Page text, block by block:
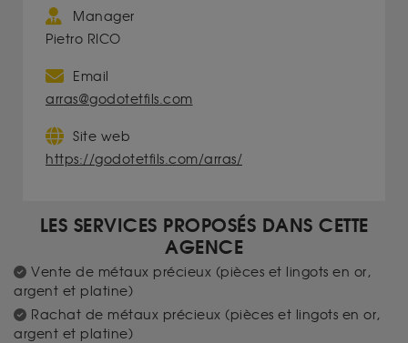
Manager
Pietro RICO
Email
arras@godotetfils.com
Site web
https://godotetfils.com/arras/
LES SERVICES PROPOSÉS DANS CETTE
AGENCE
Vente de métaux précieux (pièces et lingots en or,
argent et platine)
Rachat de métaux précieux (pièces et lingots en or,
argent et platine)